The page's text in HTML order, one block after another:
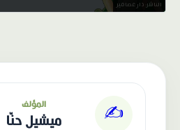
الناشر: دار عصافير
✍️ المؤلف
ميشيل حنّا